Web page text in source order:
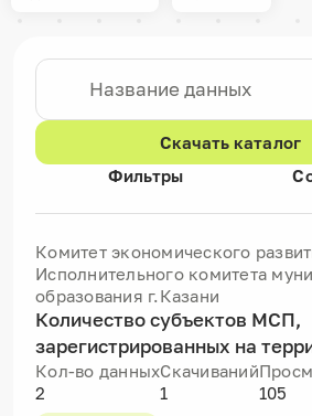
Фильтры
Скачать каталог
Количество субъектов МСП,
зарегистрированных на
Комитет экономического
Исполнительного комитета
образования г.Казани
Кол-во данных
2
Скачиваний
1
105